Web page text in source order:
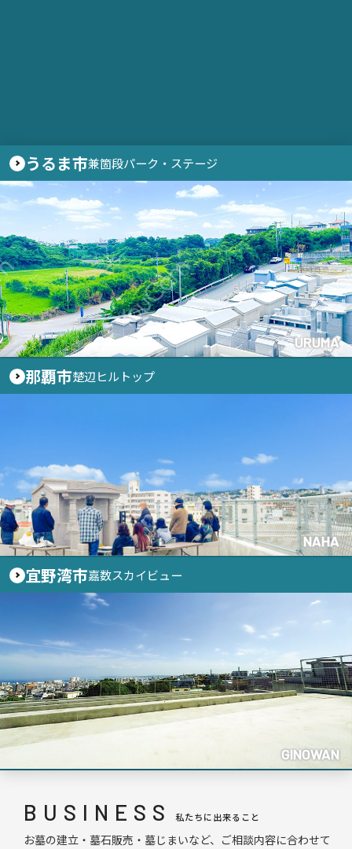
うるま市兼箇段パーク・ステージ
URUMA
那覇市楚辺ヒルトップ
NAHA
宜野湾市嘉数スカイビュー
GINOWAN
BUSINESS 私たちに出来ること
お墓の建立・墓石販売・墓じまいなど、ご相談内容に合わせて